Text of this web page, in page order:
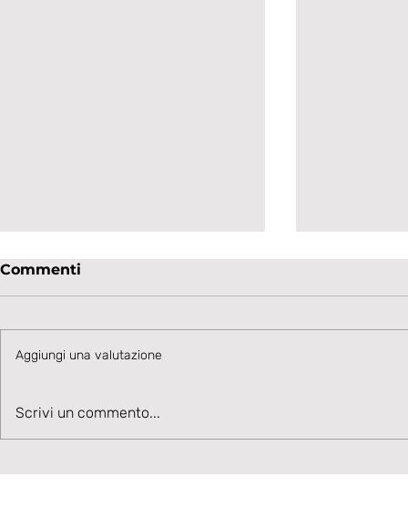
Talento in accelerazione:
Commenti
Aggiungi una valutazione
Scrivi un commento...